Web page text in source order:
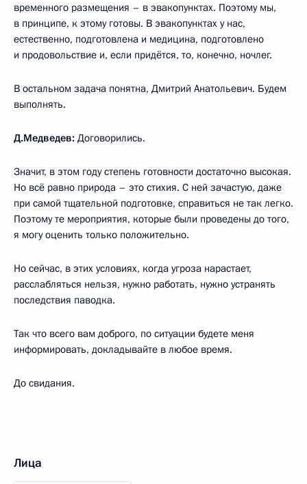
временного размещения – в эвакопунктах. Поэтому мы,
в принципе, к этому готовы. В эвакопунктах у нас,
естественно, подготовлена и медицина, подготовлено
и продовольствие и, если придётся, то, конечно, ночлег.
В остальном задача понятна, Дмитрий Анатольевич. Будем
выполнять.
Д.Медведев: Договорились.
Значит, в этом году степень готовности достаточно высокая.
Но всё равно природа – это стихия. С ней зачастую, даже
при самой тщательной подготовке, справиться не так легко.
Поэтому те мероприятия, которые были проведены до того,
я могу оценить только положительно.
Но сейчас, в этих условиях, когда угроза нарастает,
расслабляться нельзя, нужно работать, нужно устранять
последствия паводка.
Так что всего вам доброго, по ситуации будете меня
информировать, докладывайте в любое время.
До свидания.
Лица